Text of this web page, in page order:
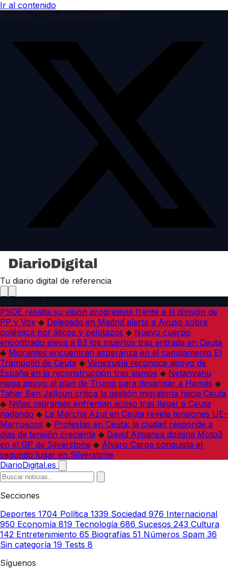
Ir al contenido
Tu diario digital de referencia
PSOE resalta su visión progresista frente a la división de
PP y Vox ◆ Delegado en Madrid alerta a Ayuso sobre
polémica por áticos y pelotazos ◆ Nuevo cuerpo
encontrado eleva a 83 los muertos tras entrada en Ceuta
◆ Migrantes encuentran esperanza en el campamento El
Trampolín de Ceuta ◆ Venezuela reconoce apoyo de
España en la reconstrucción tras sismos ◆ Netanyahu
niega apoyo al plan de Trump para desarmar a Hamás ◆
Tahar Ben Jelloun critica la gestión migratoria hacia Ceuta
◆ Niñas migrantes enfrentan acoso tras llegar a Ceuta
nadando ◆ La Marcha Azul en Ceuta revela tensiones UE-
Marruecos ◆ Protestas en Ceuta: la ciudad responde a
días de tensión creciente ◆ David Almansa domina Moto3
en el GP de Silverstone ◆ Álvaro Carpe conquista el
segundo lugar en Silverstone
DiarioDigital.es
Secciones
Deportes 1704 Política 1339 Sociedad 976 Internacional
950 Economía 819 Tecnología 686 Sucesos 243 Cultura
142 Entretenimiento 65 Biografías 51 Números Spam 36
Sin categoría 19 Tests 8
Síguenos